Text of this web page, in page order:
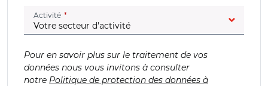
Activité (champ obligatoire)
Pour en savoir plus sur le traitement de vos
données nous vous invitons à consulter
notre Politique de protection des données à